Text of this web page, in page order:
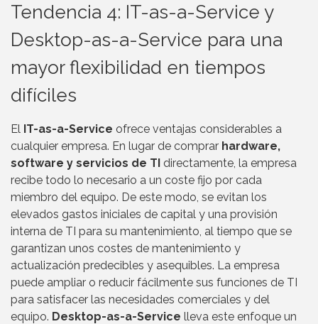
Tendencia 4: IT-as-a-Service y
Desktop-as-a-Service para una
mayor flexibilidad en tiempos
difíciles
El IT-as-a-Service ofrece ventajas considerables a
cualquier empresa. En lugar de comprar hardware,
software y servicios de TI directamente, la empresa
recibe todo lo necesario a un coste fijo por cada
miembro del equipo. De este modo, se evitan los
elevados gastos iniciales de capital y una provisión
interna de TI para su mantenimiento, al tiempo que se
garantizan unos costes de mantenimiento y
actualización predecibles y asequibles. La empresa
puede ampliar o reducir fácilmente sus funciones de TI
para satisfacer las necesidades comerciales y del
equipo. Desktop-as-a-Service lleva este enfoque un